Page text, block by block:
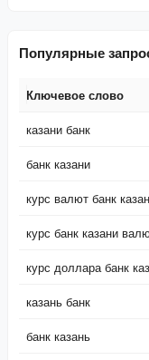
Популярные
Ключевое слово
казани банк
банк казани
курс валют банк
курс банк казани
курс доллара банк
казань банк
банк казань